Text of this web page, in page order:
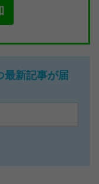
最新記事が届